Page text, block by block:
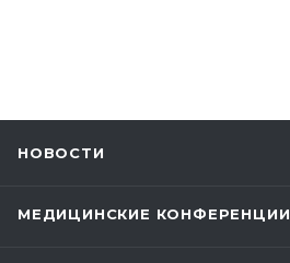
НОВОСТИ
МЕДИЦИНСКИЕ КОНФЕРЕНЦИИ